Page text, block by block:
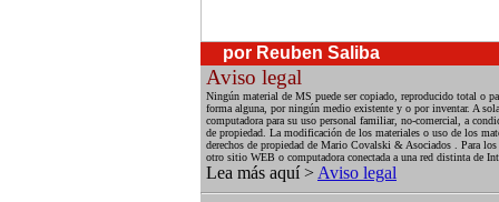
por Reuben Saliba
Aviso legal
Ningún material de MS puede ser copiado, reproducido total o
forma alguna, por ningún medio existente y o por inventar. A
computadora para su uso personal familiar, no-comercial, a
de propiedad. La modificación de los materiales o uso de los
derechos de propiedad de Mario Covalski & Asociados . Para
otro sitio WEB o computadora conectada a una red distinta de
Lea más aquí > Aviso legal